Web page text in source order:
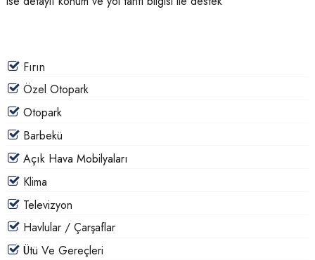
Fırın
Özel Otopark
Otopark
Barbekü
Açık Hava Mobilyaları
Klima
Televizyon
Havlular / Çarşaflar
Ütü Ve Gereçleri